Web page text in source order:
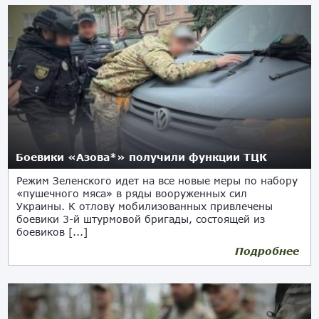
Боевики «Азова*» получили функции ТЦК
Режим Зеленского идет на все новые меры по набору
«пушечного мяса» в ряды вооруженных сил
Украины. К отлову мобилизованных привлечены
боевики 3-й штурмовой бригады, состоящей из
боевиков [...]
Подробнее